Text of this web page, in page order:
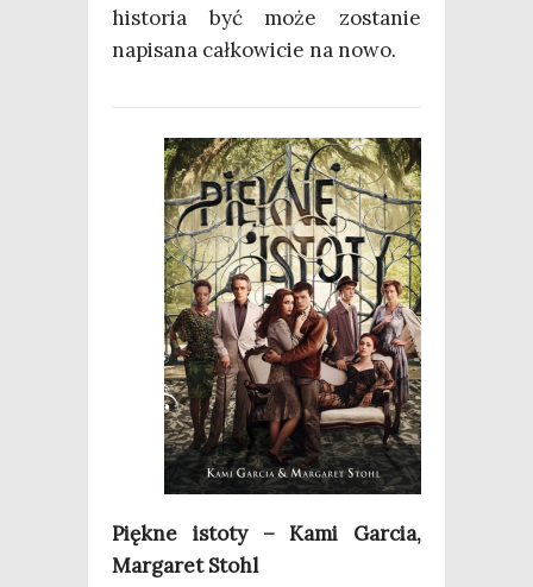
histo­ria być może zosta­nie
napi­sa­na cał­ko­wi­cie na nowo.
Pięk­ne isto­ty – Kami Gar­cia,
Mar­ga­ret Stohl